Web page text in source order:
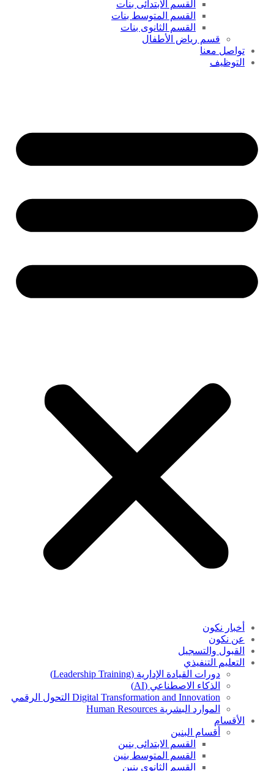
القسم الابتدائى بنات
القسم المتوسط بنات
القسم الثانوى بنات
قسم رياض الأطفال
تواصل معنا
التوظيف
أخبار نكون
عن نكون
القبول والتسجيل
التعليم التنفيذي
دورات القيادة الإدارية (Leadership Training)
الذكاء الاصطناعي (AI)
Digital Transformation and Innovation التحول الرقمي
الموارد البشرية Human Resources
الأقسام
أقسام البنين
القسم الابتدائى بنين
القسم المتوسط بنين
القسم الثانوى بنين